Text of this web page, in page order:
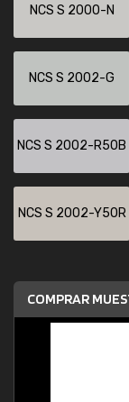
NCS S 2000-N
NCS S 2002-G
NCS S 2002-R50B
NCS S 2002-Y50R
COMPRAR